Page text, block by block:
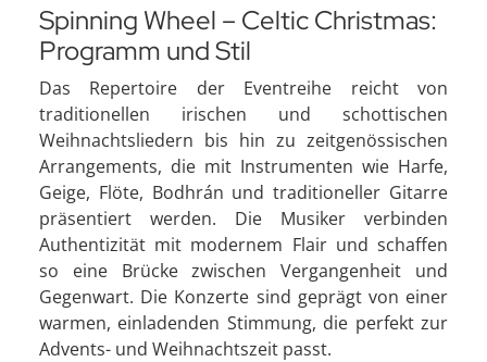
Spinning Wheel – Celtic Christmas:
Programm und Stil
Das Repertoire der Eventreihe reicht von
traditionellen irischen und schottischen
Weihnachtsliedern bis hin zu zeitgenössischen
Arrangements, die mit Instrumenten wie Harfe,
Geige, Flöte, Bodhrán und traditioneller Gitarre
präsentiert werden. Die Musiker verbinden
Authentizität mit modernem Flair und schaffen
so eine Brücke zwischen Vergangenheit und
Gegenwart. Die Konzerte sind geprägt von einer
warmen, einladenden Stimmung, die perfekt zur
Advents- und Weihnachtszeit passt.